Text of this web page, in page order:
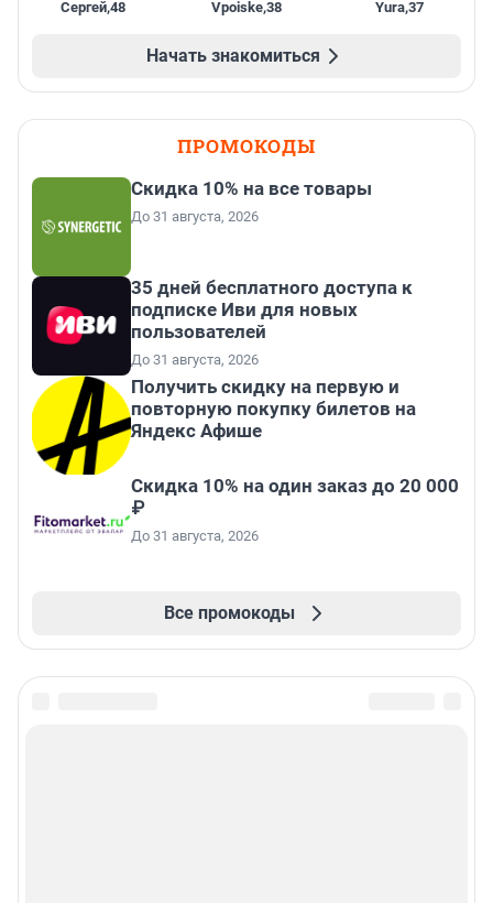
Сергей,48 Vpoiske,38 Yura,37
Начать знакомиться
ПРОМОКОДЫ
Скидка 10% на все товары
До 31 августа, 2026
35 дней бесплатного доступа к
подписке Иви для новых
пользователей
До 31 августа, 2026
Получить скидку на первую и
повторную покупку билетов на
Яндекс Афише
Скидка 10% на один заказ до 20 000
₽
До 31 августа, 2026
Все промокоды